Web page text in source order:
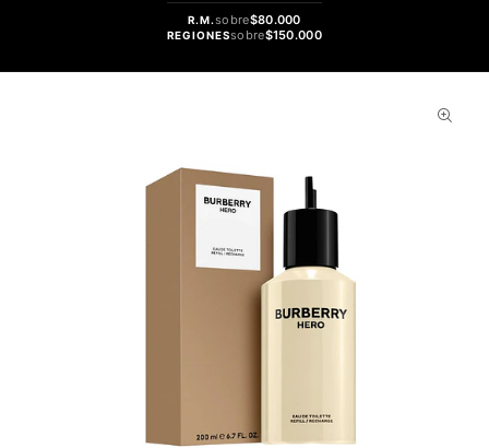
R.M.sobre$80.000
REGIONESsobre$150.000